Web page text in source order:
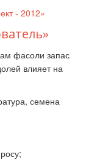
- 2012»
фасоли запас
влияет на
семена